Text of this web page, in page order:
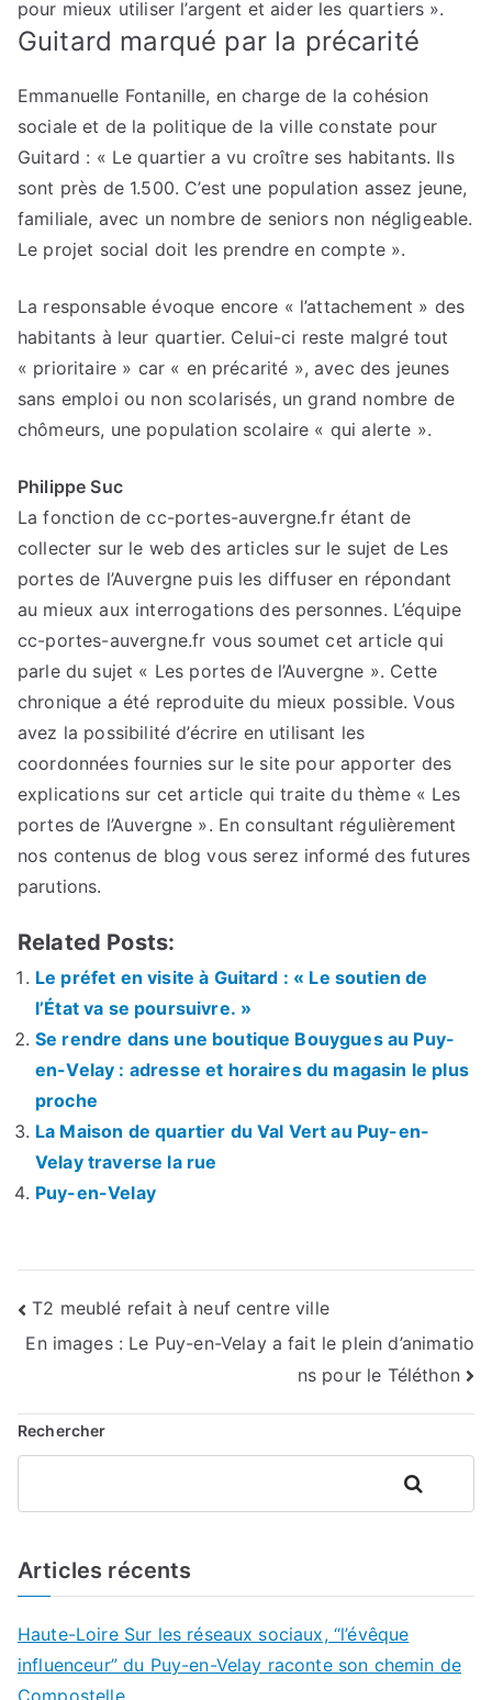
pour mieux utiliser l’argent et aider les quartiers ».
Guitard marqué par la précarité
Emmanuelle Fontanille, en charge de la cohésion
sociale et de la politique de la ville constate pour
Guitard : « Le quartier a vu croître ses habitants. Ils
sont près de 1.500. C’est une population assez jeune,
familiale, avec un nombre de seniors non négligeable.
Le projet social doit les prendre en compte ».
La responsable évoque encore « l’attachement » des
habitants à leur quartier. Celui-ci reste malgré tout
« prioritaire » car « en précarité », avec des jeunes
sans emploi ou non scolarisés, un grand nombre de
chômeurs, une population scolaire « qui alerte ».
Philippe Suc
La fonction de cc-portes-auvergne.fr étant de
collecter sur le web des articles sur le sujet de Les
portes de l’Auvergne puis les diffuser en répondant
au mieux aux interrogations des personnes. L’équipe
cc-portes-auvergne.fr vous soumet cet article qui
parle du sujet « Les portes de l’Auvergne ». Cette
chronique a été reproduite du mieux possible. Vous
avez la possibilité d’écrire en utilisant les
coordonnées fournies sur le site pour apporter des
explications sur cet article qui traite du thème « Les
portes de l’Auvergne ». En consultant régulièrement
nos contenus de blog vous serez informé des futures
parutions.
Related Posts:
Le préfet en visite à Guitard : « Le soutien de
l’État va se poursuivre. »
Se rendre dans une boutique Bouygues au Puy-
en-Velay : adresse et horaires du magasin le plus
proche
La Maison de quartier du Val Vert au Puy-en-
Velay traverse la rue
Puy-en-Velay
Navigation
de
l’article
T2 meublé refait à neuf centre ville
En images : Le Puy-en-Velay a fait le plein d’animatio
ns pour le Téléthon
Rechercher
Rechercher
Articles récents
Haute-Loire Sur les réseaux sociaux, “l’évêque
influenceur” du Puy-en-Velay raconte son chemin de